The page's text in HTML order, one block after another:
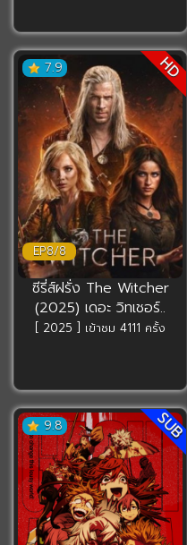
7.9
EP8/8
HD
ซีรี่ส์ฝรั่ง The Witcher
(2025) เดอะ วิทเชอร์..
[ 2025 ] เข้าชม 4111 ครั้ง
9.8 SUB